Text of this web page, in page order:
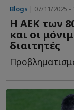
Blogs | 07/11/2025 -
Η ΑΕΚ των
και οι
διαιτητές